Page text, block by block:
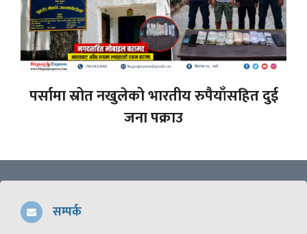
पर्सामा स्रोत नखुलेको भारतीय रुपैयाँसहित दुई
जना पक्राउ
सम्पर्क